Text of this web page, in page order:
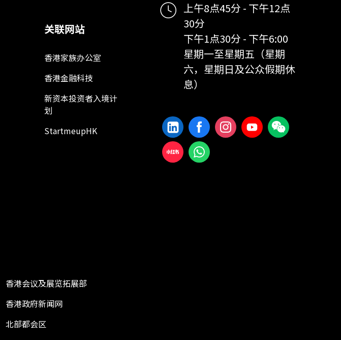
关联网站
香港家族办公室
香港金融科技
新资本投资者入境计
划
StartmeupHK
香港会议及展览拓展部
香港政府新闻网
北部都会区
上午8点45分 - 下午12点
30分
下午1点30分 - 下午6:00
星期一至星期五（星期
六，星期日及公众假期休
息）